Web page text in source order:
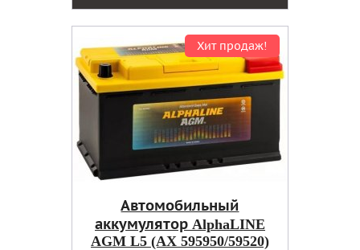
Хит продаж!
Автомобильный
аккумулятор AlphaLINE
AGM L5 (AX 595950/59520)